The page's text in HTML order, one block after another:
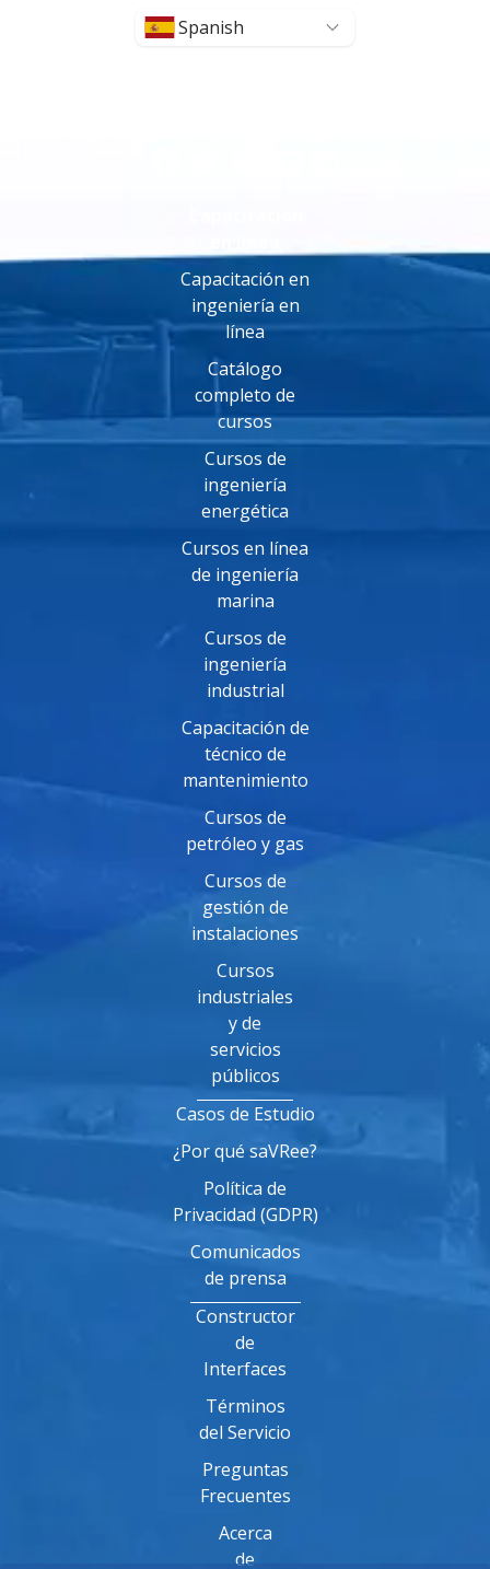
Spanish
Capacitación en
ingeniería en
línea
Catálogo
completo de
cursos
Cursos de
ingeniería
energética
Cursos en línea
de ingeniería
marina
Cursos de
ingeniería
industrial
Capacitación de
técnico de
mantenimiento
Cursos de
petróleo y gas
Cursos de
gestión de
instalaciones
Cursos
industriales
y de
servicios
públicos
Casos de Estudio
¿Por qué saVRee?
Política de
Privacidad (GDPR)
Comunicados
de prensa
Constructor
de
Interfaces
Términos
del Servicio
Preguntas
Frecuentes
Acerca
de